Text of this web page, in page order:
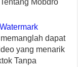
Mobdro
dapat
yang menarik
Tanpa